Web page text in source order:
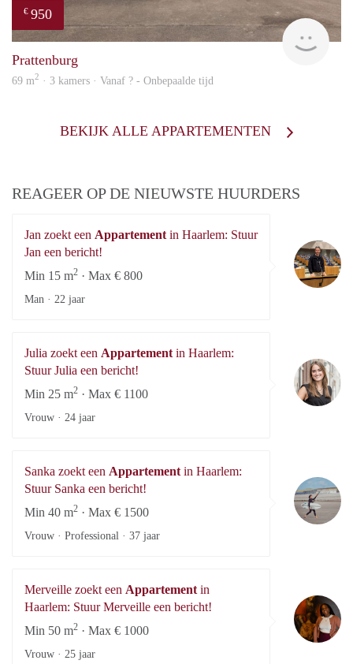
€ 950
Prattenburg
69 m2 · 3 kamers · Vanaf ? - Onbepaalde tijd
BEKIJK ALLE APPARTEMENTEN
REAGEER OP DE NIEUWSTE HUURDERS
Jan zoekt een Appartement in Haarlem: Stuur
Jan een bericht!
Min 15 m2 · Max € 800
Man · 22 jaar
Julia zoekt een Appartement in Haarlem:
Stuur Julia een bericht!
Min 25 m2 · Max € 1100
Vrouw · 24 jaar
Sanka zoekt een Appartement in Haarlem:
Stuur Sanka een bericht!
Min 40 m2 · Max € 1500
Vrouw · Professional · 37 jaar
Merveille zoekt een Appartement in
Haarlem: Stuur Merveille een bericht!
Min 50 m2 · Max € 1000
Vrouw · 25 jaar